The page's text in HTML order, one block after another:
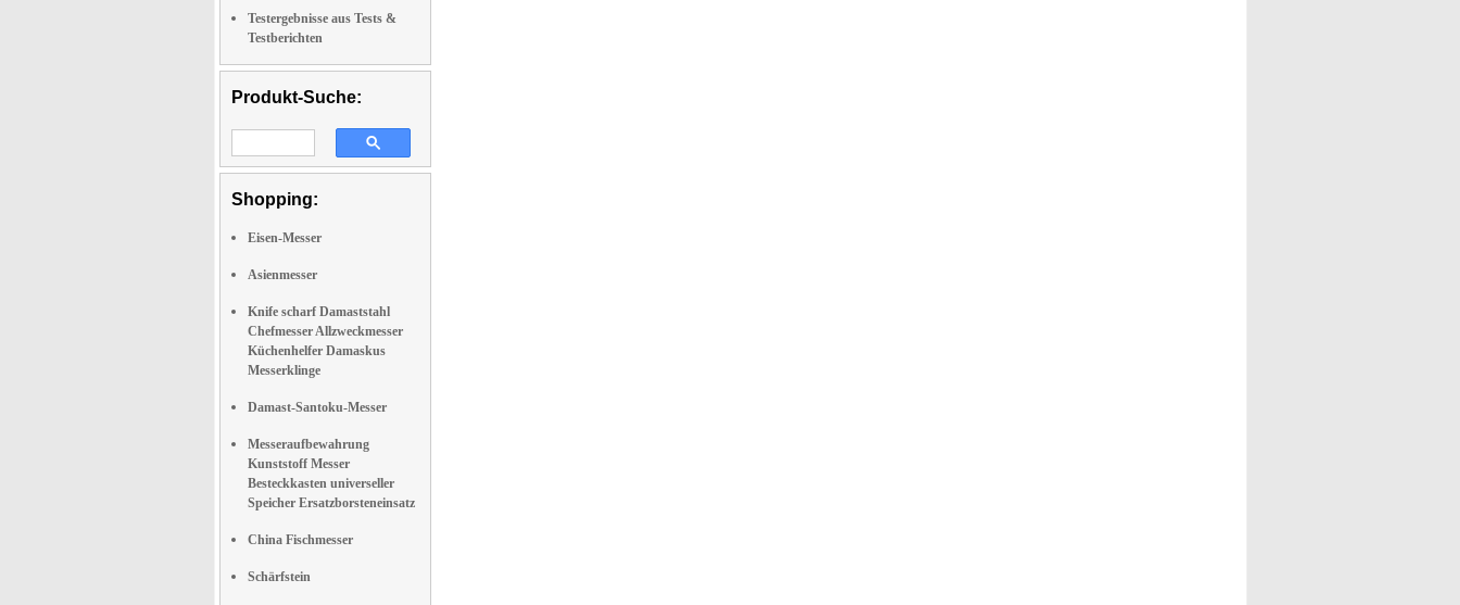
Testergebnisse aus Tests &
Testberichten
Produkt-Suche:
Shopping:
Eisen-Messer
Asienmesser
Knife scharf Damaststahl
Chefmesser Allzweckmesser
Küchenhelfer Damaskus
Messerklinge
Damast-Santoku-Messer
Messeraufbewahrung
Kunststoff Messer
Besteckkasten universeller
Speicher Ersatzborsteneinsatz
China Fischmesser
Schärfstein